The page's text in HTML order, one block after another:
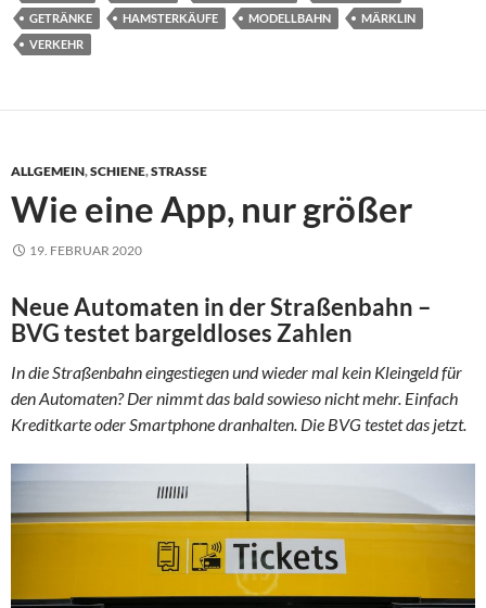
GETRÄNKE
HAMSTERKÄUFE MODELLBAHN
MÄRKLIN
VERKEHR
ALLGEMEIN,SCHIENE,STRASSE
Wie eine App, nur größer
19. FEBRUAR 2020
Neue Automaten in der Straßenbahn –
BVG testet bargeldloses Zahlen
In die Straßenbahn eingestiegen und wieder mal kein Kleingeld für
den Automaten? Der nimmt das bald sowieso nicht mehr. Einfach
Kreditkarte oder Smartphone dranhalten. Die BVG testet das jetzt.